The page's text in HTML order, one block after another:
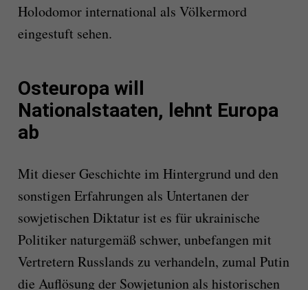
Holodomor international als Völkermord
eingestuft sehen.
Osteuropa will
Nationalstaaten, lehnt Europa
ab
Mit dieser Geschichte im Hintergrund und den
sonstigen Erfahrungen als Untertanen der
sowjetischen Diktatur ist es für ukrainische
Politiker naturgemäß schwer, unbefangen mit
Vertretern Russlands zu verhandeln, zumal Putin
die Auflösung der Sowjetunion als historischen